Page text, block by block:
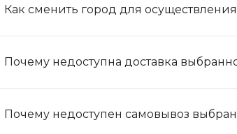
Как сменить город для
Почему недоступна доставка
Почему недоступен самовывоз